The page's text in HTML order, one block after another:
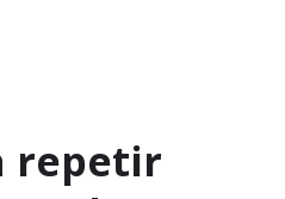
repetir